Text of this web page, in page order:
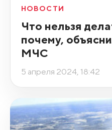
НОВОСТИ
Что нельзя
почему,
МЧС
5 апреля 2024, 18:42